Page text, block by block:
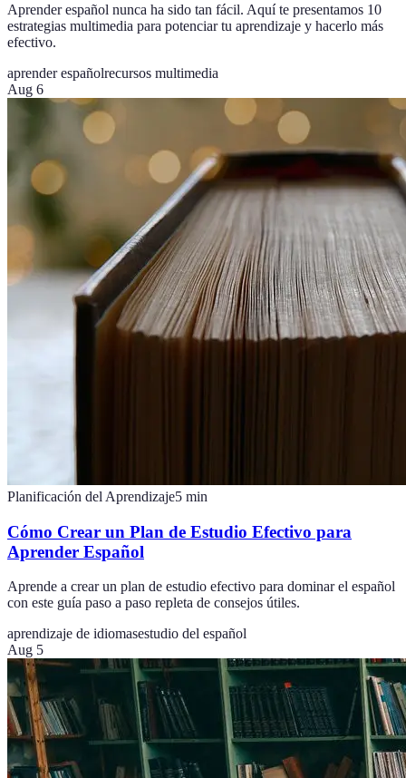
Aprender español nunca ha sido tan fácil. Aquí te presentamos 10
estrategias multimedia para potenciar tu aprendizaje y hacerlo más
efectivo.
aprender españolrecursos multimedia
Aug 6
Planificación del Aprendizaje5 min
Cómo Crear un Plan de Estudio Efectivo para
Aprender Español
Aprende a crear un plan de estudio efectivo para dominar el español
con este guía paso a paso repleta de consejos útiles.
aprendizaje de idiomasestudio del español
Aug 5